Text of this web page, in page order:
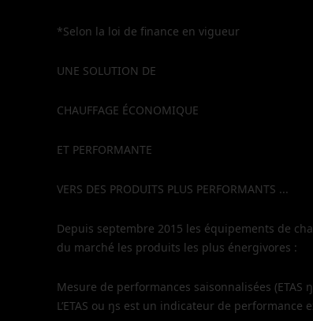
*Selon la loi de finance en vigueur
UNE SOLUTION DE
CHAUFFAGE ÉCONOMIQUE
ET PERFORMANTE
VERS DES PRODUITS PLUS PERFORMANTS ...
Depuis septembre 2015 les équipements de
du marché les produits les plus énergivores :
Mesure de performances saisonnalisées (ETAS
L’ETAS ou ŋs est un indicateur de performance